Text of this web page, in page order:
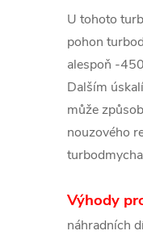
U tohoto
pohon
alespoň -
Dalším
může
nouzového
Výhody
náhradních